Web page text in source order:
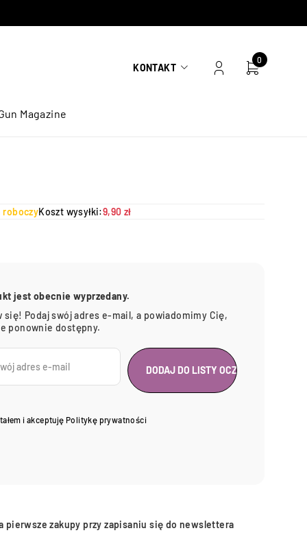
KONTAKT
0
Magazine
roboczyKoszt wysyłki:9,90 zł
jest obecnie wyprzedany.
się! Podaj swój adres e-mail, a powiadomimy Cię,
ponownie dostępny.
i akceptuję Politykę prywatności
pierwsze zakupy przy zapisaniu się do newslettera